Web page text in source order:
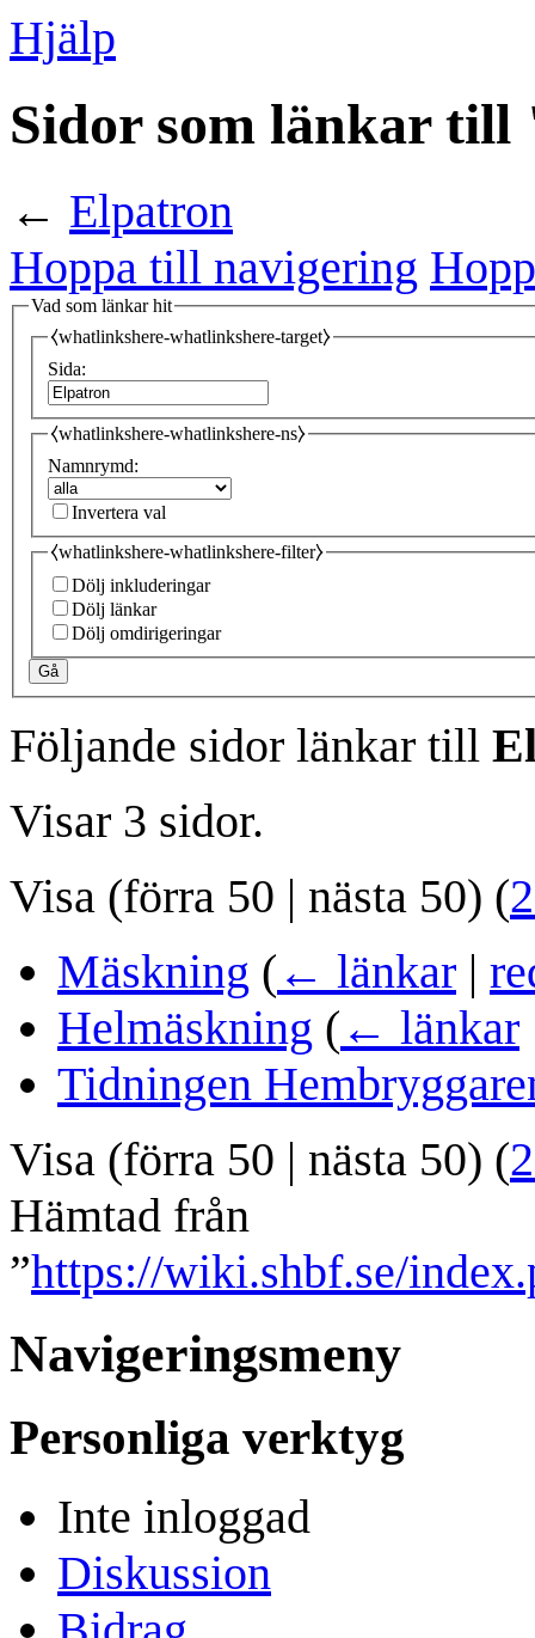
Hjälp
Sidor som länkar
← Elpatron
Hoppa till navigering
Vad som länkar hit
⧼whatlinkshere-whatlinkshere-target⧽
Sida:
⧼whatlinkshere-whatlinkshere-ns⧽
Namnrymd:
Invertera val
⧼whatlinkshere-whatlinkshere-filter⧽
Dölj inkluderingar
Dölj länkar
Dölj omdirigeringar
Gå
Följande sidor länkar till
Visar 3 sidor.
Visa (förra 50 | nästa 50) (
Mäskning ( ← länkar |
Helmäskning ( ← länkar
Tidningen
Visa (förra 50 | nästa 50) (
Hämtad från
”https://wiki.shbf.se/
Navigeringsmeny
Personliga verktyg
Inte inloggad
Diskussion